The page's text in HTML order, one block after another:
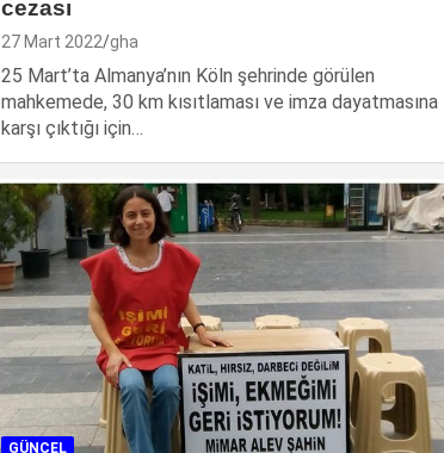
cezası
27 Mart 2022 gha
25 Mart’ta Almanya’nın Köln şehrinde görülen
mahkemede, 30 km kısıtlaması ve imza dayatmasına
karşı çıktığı için…
GÜNCEL